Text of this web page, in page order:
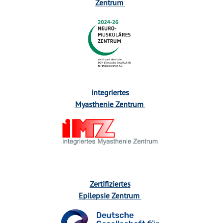
Zentrum
integriertes
Myasthenie Zentrum
Zertifiziertes
Epilepsie Zentrum